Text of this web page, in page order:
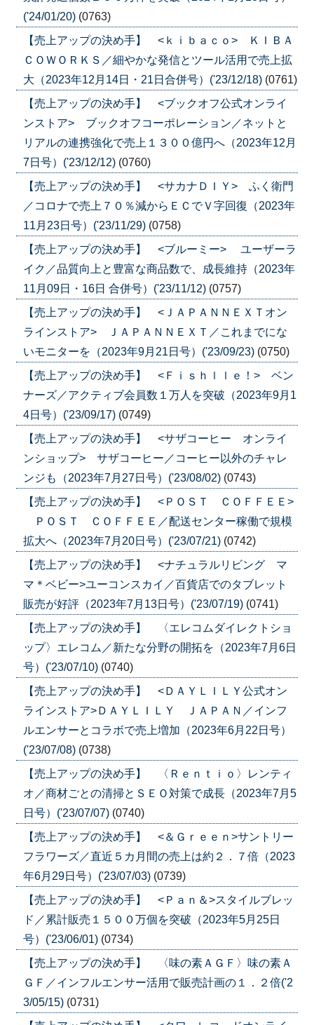
('24/01/20) (0763)
【売上アップの決め手】 <ｋｉｂａｃｏ> ＫＩＢＡ
ＣＯＷＯＲＫＳ／細やかな発信とツール活用で売上拡
大（2023年12月14日・21日合併号）('23/12/18) (0761)
【売上アップの決め手】 <ブックオフ公式オンライ
ンストア> ブックオフコーポレーション／ネットと
リアルの連携強化で売上１３００億円へ（2023年12月
7日号）('23/12/12) (0760)
【売上アップの決め手】 <サカナＤＩＹ> ふく衛門
／コロナで売上７０％減からＥＣでＶ字回復（2023年
11月23日号）('23/11/29) (0758)
【売上アップの決め手】 <ブルーミー> ユーザーラ
イク／品質向上と豊富な商品数で、成長維持（2023年
11月09日・16日 合併号）('23/11/12) (0757)
【売上アップの決め手】 <ＪＡＰＡＮＮＥＸＴオン
ラインストア> ＪＡＰＡＮＮＥＸＴ／これまでにな
いモニターを（2023年9月21日号）('23/09/23) (0750)
【売上アップの決め手】 <Ｆｉｓｈｌｌｅ！> ベン
ナーズ／アクティブ会員数１万人を突破（2023年9月1
4日号）('23/09/17) (0749)
【売上アップの決め手】 <サザコーヒー オンライ
ンショップ> サザコーヒー／コーヒー以外のチャレ
ンジも（2023年7月27日号）('23/08/02) (0743)
【売上アップの決め手】 <ＰＯＳＴ ＣＯＦＦＥＥ>
ＰＯＳＴ ＣＯＦＦＥＥ／配送センター稼働で規模
拡大へ（2023年7月20日号）('23/07/21) (0742)
【売上アップの決め手】 <ナチュラルリビング マ
マ＊ベビー>ユーコンスカイ／百貨店でのタブレット
販売が好評（2023年7月13日号）('23/07/19) (0741)
【売上アップの決め手】 〈エレコムダイレクトショ
ップ〉エレコム／新たな分野の開拓を（2023年7月6日
号）('23/07/10) (0740)
【売上アップの決め手】 <ＤＡＹＬＩＬＹ公式オン
ラインストア>ＤＡＹＬＩＬＹ ＪＡＰＡＮ／インフ
ルエンサーとコラボで売上増加（2023年6月22日号）
('23/07/08) (0738)
【売上アップの決め手】 〈Ｒｅｎｔｉｏ〉レンティ
オ／商材ごとの清掃とＳＥＯ対策で成長（2023年7月5
日号）('23/07/07) (0740)
【売上アップの決め手】 <＆Ｇｒｅｅｎ>サントリー
フラワーズ／直近５カ月間の売上は約２．７倍（2023
年6月29日号）('23/07/03) (0739)
【売上アップの決め手】 <Ｐａｎ＆>スタイルブレッ
ド／累計販売１５００万個を突破（2023年5月25日
号）('23/06/01) (0734)
【売上アップの決め手】 〈味の素ＡＧＦ〉味の素Ａ
ＧＦ／インフルエンサー活用で販売計画の１．２倍('2
3/05/15) (0731)